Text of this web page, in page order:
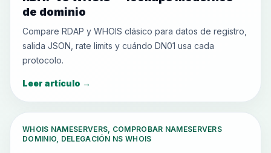
de dominio
Compare RDAP y WHOIS clásico para datos de registro,
salida JSON, rate limits y cuándo DN01 usa cada
protocolo.
Leer artículo →
WHOIS NAMESERVERS, COMPROBAR NAMESERVERS
DOMINIO, DELEGACIÓN NS WHOIS